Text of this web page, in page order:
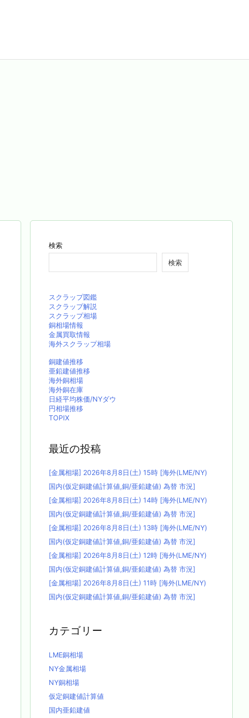
検索
検索
スクラップ図鑑
スクラップ解説
スクラップ相場
銅相場情報
金属買取情報
海外スクラップ相場
銅建値推移
亜鉛建値推移
海外銅相場
海外銅在庫
日経平均株価/NYダウ
円相場推移
TOPIX
最近の投稿
[金属相場] 2026年8月8日(土) 15時 [海外(LME/NY)
国内(仮定銅建値計算値,銅/亜鉛建値) 為替 市況]
[金属相場] 2026年8月8日(土) 14時 [海外(LME/NY)
国内(仮定銅建値計算値,銅/亜鉛建値) 為替 市況]
[金属相場] 2026年8月8日(土) 13時 [海外(LME/NY)
国内(仮定銅建値計算値,銅/亜鉛建値) 為替 市況]
[金属相場] 2026年8月8日(土) 12時 [海外(LME/NY)
国内(仮定銅建値計算値,銅/亜鉛建値) 為替 市況]
[金属相場] 2026年8月8日(土) 11時 [海外(LME/NY)
国内(仮定銅建値計算値,銅/亜鉛建値) 為替 市況]
カテゴリー
LME銅相場
NY金属相場
NY銅相場
仮定銅建値計算値
国内亜鉛建値